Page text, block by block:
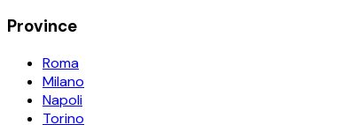
Province
Roma
Milano
Napoli
Torino